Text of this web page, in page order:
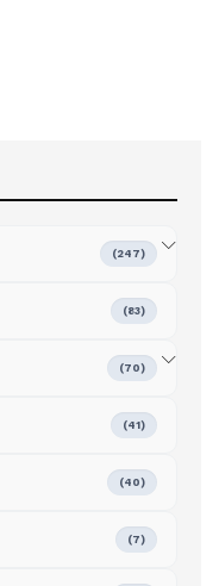
(247)
(83)
(70)
(41)
(40)
(7)